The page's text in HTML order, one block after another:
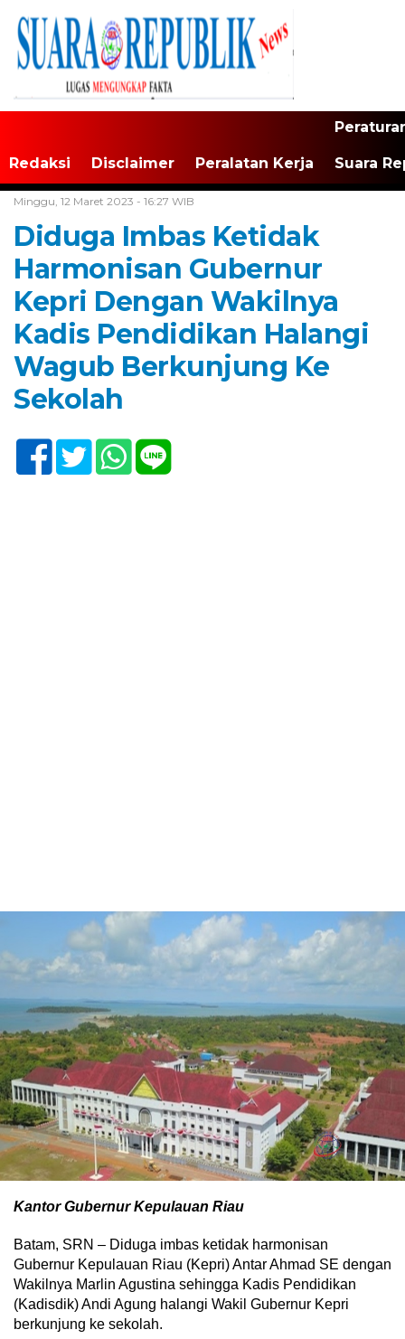
Redaksi Disclaimer Peralatan Kerja Suara
Minggu, 12 Maret 2023 - 16:27 WIB
Diduga Imbas Ketidak
Harmonisan Gubernur
Kepri Dengan Wakilnya
Kadis Pendidikan Halangi
Wagub Berkunjung Ke
Sekolah
Kantor Gubernur Kepulauan Riau
Batam, SRN – Diduga imbas ketidak harmonisan
Gubernur Kepulauan Riau (Kepri) Antar Ahmad SE dengan
Wakilnya Marlin Agustina sehingga Kadis Pendidikan
(Kadisdik) Andi Agung halangi Wakil Gubernur Kepri
berkunjung ke sekolah.